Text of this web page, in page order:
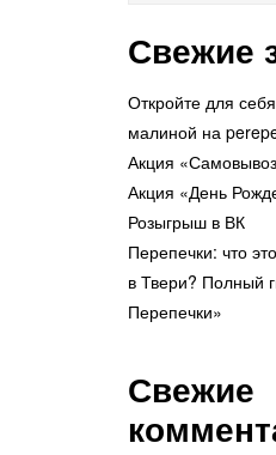
Свежие
Откройте для
малиной на
Акция
Акция «День
Розыгрыш в ВК
Перепечки: что
в Твери? Полный
Перепечки»
Свежие